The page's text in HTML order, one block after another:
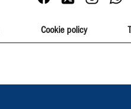
Cookie policy